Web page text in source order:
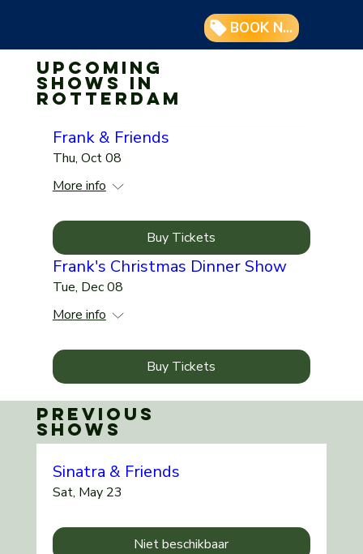
BOOK NOW
Upcoming
shows in
Rotterdam
Frank & Friends
Thu, Oct 08
More info
Buy Tickets
Frank's Christmas Dinner Show
Tue, Dec 08
More info
Buy Tickets
Previous
shows
Sinatra & Friends
Sat, May 23
Niet beschikbaar